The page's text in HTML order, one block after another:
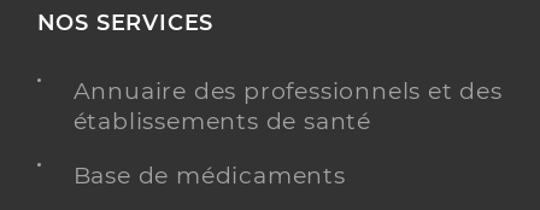
NOS SERVICES
Annuaire des professionnels et des
établissements de santé
Base de médicaments